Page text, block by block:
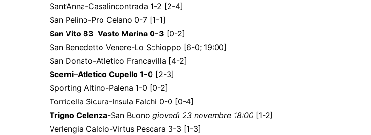
Sant’Anna-Casalincontrada 1-2 [2-4]
San Pelino-Pro Celano 0-7 [1-1]
San Vito 83–Vasto Marina 0-3 [0-2]
San Benedetto Venere-Lo Schioppo [6-0; 19:00]
San Donato-Atletico Francavilla [4-2]
Scerni–Atletico Cupello 1-0 [2-3]
Sporting Altino-Palena 1-0 [0-2]
Torricella Sicura-Insula Falchi 0-0 [0-4]
Trigno Celenza-San Buono giovedì 23 novembre 18:00 [1-2]
Verlengia Calcio-Virtus Pescara 3-3 [1-3]